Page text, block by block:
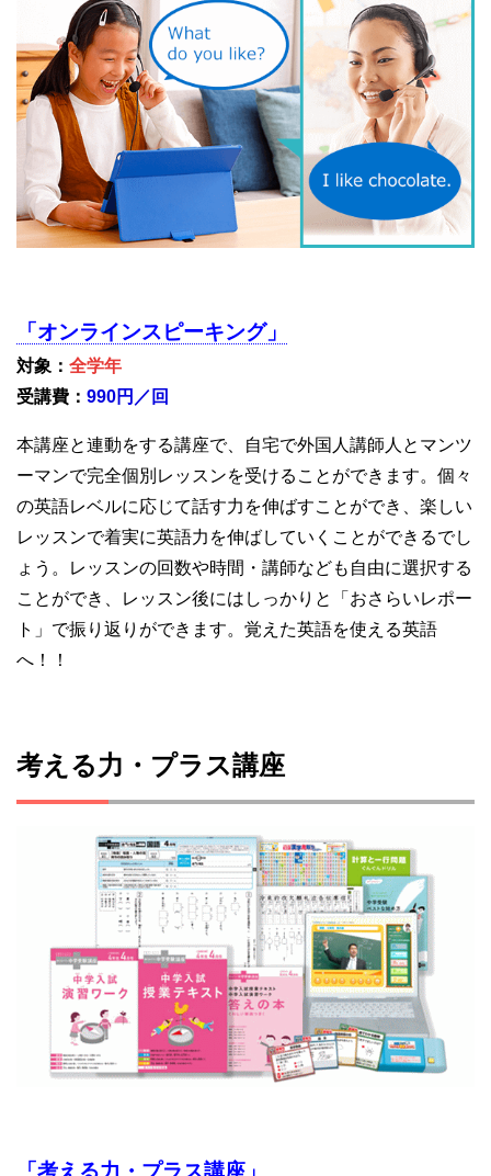
「オンラインスピーキング」
対象： 全学年
受講費： 990円／回
本講座と連動をする講座で、自宅で外国人講師人とマンツ
ーマンで完全個別レッスンを受けることができます。個々
の英語レベルに応じて話す力を伸ばすことができ、楽しい
レッスンで着実に英語力を伸ばしていくことができるでし
ょう。レッスンの回数や時間・講師なども自由に選択する
ことができ、レッスン後にはしっかりと「おさらいレポー
ト」で振り返りができます。覚えた英語を使える英語
へ！！
考える力・プラス講座
「考える力・プラス講座」